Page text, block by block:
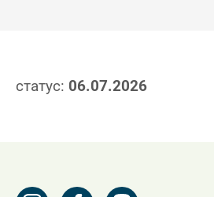
статус: 06.07.2026